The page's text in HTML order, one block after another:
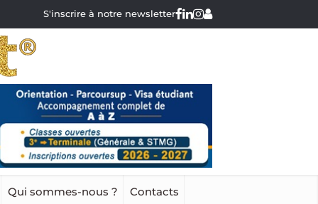
S'inscrire à notre newsletter
Qui sommes-nous ? Contacts